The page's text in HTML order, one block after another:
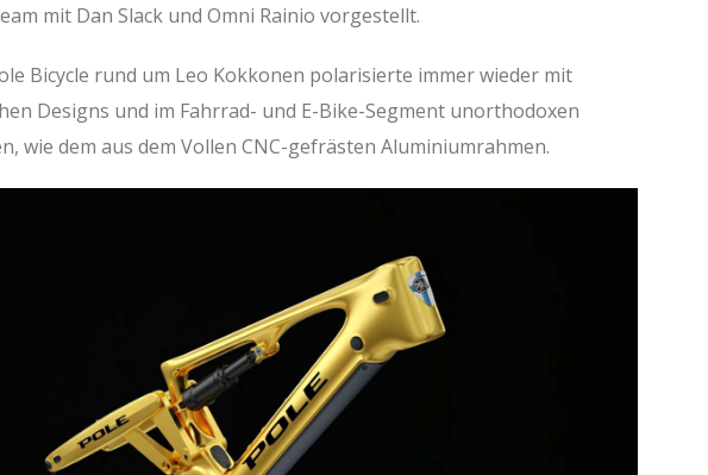
mit Dan Slack und Omni Rainio vorgestellt.
Bicycle rund um Leo Kokkonen polarisierte immer wieder mit
Designs und im Fahrrad- und E-Bike-Segment unorthodoxen
wie dem aus dem Vollen CNC-gefrästen Aluminiumrahmen.